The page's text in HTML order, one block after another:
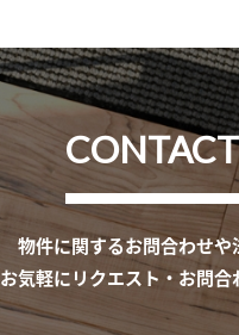
物件に関するお問合わせや
お気軽にリクエスト・お問合